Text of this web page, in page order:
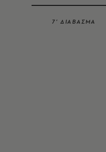
7’ ΔΙΑΒΑΣΜΑ